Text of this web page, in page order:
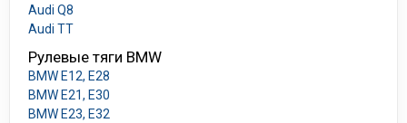
Audi Q8
Audi TT
Рулевые тяги BMW
BMW E12, E28
BMW E21, E30
BMW E23, E32